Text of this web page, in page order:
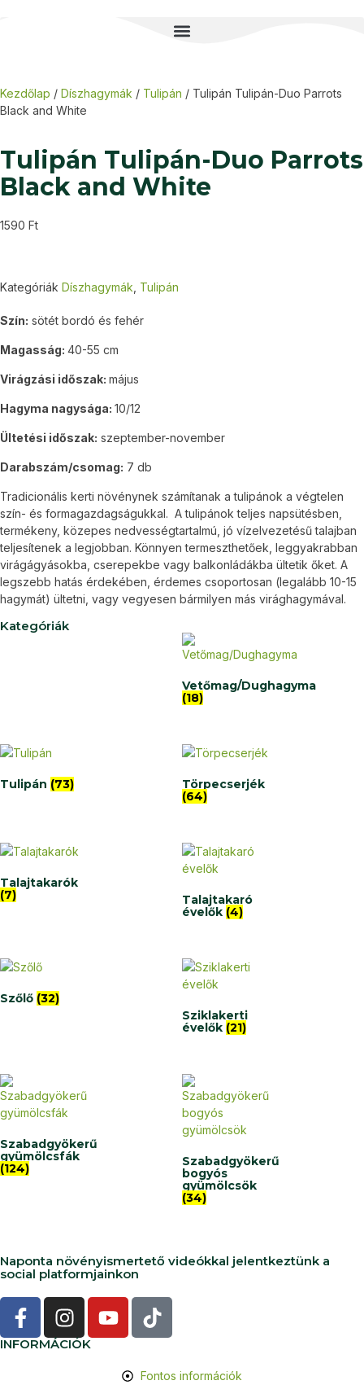
Kezdőlap / Díszhagymák / Tulipán / Tulipán Tulipán-Duo Parrots
Black and White
Tulipán Tulipán-Duo Parrots
Black and White
1590 Ft
Kategóriák Díszhagymák Tulipán
Szín: sötét bordó és fehér
Magasság: 40-55 cm
Virágzási időszak: május
Hagyma nagysága: 10/12
Ültetési időszak: szeptember-november
Darabszám/csomag: 7 db
Tradicionális kerti növénynek számítanak a tulipánok a végtelen
szín- és formagazdagságukkal. A tulipánok teljes napsütésben,
termékeny, közepes nedvességtartalmú, jó vízelvezetésű talajban
teljesítenek a legjobban. Könnyen termeszthetőek, leggyakrabban
virágágyásokba, cserepekbe vagy balkonládákba ültetik őket. A
legszebb hatás érdekében, érdemes csoportosan (legalább 10-15
hagymát) ültetni, vagy vegyesen bármilyen más virághagymával.
Kategóriák
Vetőmag/Dughagyma
(18)
Tulipán (73)
Törpecserjék
(64)
Talajtakarók
(7)
Talajtakaró
évelők (4)
Szőlő (32)
Sziklakerti
évelők (21)
Szabadgyökerű
gyümölcsfák
(124)
Szabadgyökerű
bogyós
gyümölcsök
(34)
Naponta növényismertető videókkal jelentkeztünk a
social platformjainkon
INFORMÁCIÓK
Fontos információk